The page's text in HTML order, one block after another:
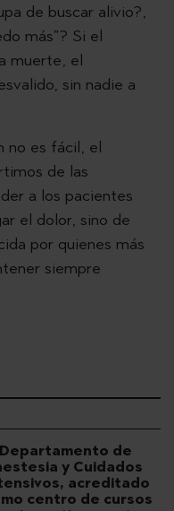
de buscar alivio?,
más”? Si el
muerte, el
sin nadie a
no es fácil, el
de las
a los pacientes
el dolor, sino de
por quienes más
siempre
Departamento de
y Cuidados
acreditado
centro de cursos